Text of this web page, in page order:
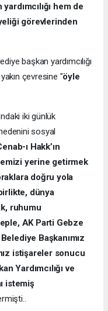
hem de
görevlerinden
başkan yardımcılığı
çevresine "öyle
iki günlük
sosyal
ı Hakk’ın
yerine getirmek
doğru yola
dünya
ruhumu
AK Parti Gebze
Başkanımız
istişareler sonucu
Yardımcılığı ve
istemiş